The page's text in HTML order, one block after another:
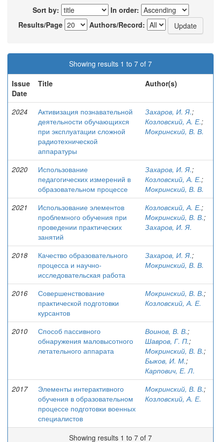
Sort by:
In order:
Results/Page
Authors/Record:
Showing results 1 to 7 of 7
Issue
Date
Title Author(s)
2024
Активизация познавательной
деятельности обучающихся
при эксплуатации сложной
радиотехнической
аппаратуры
Захаров, И. Я.;
Козловский, А. Е.;
Мокринский, В. В.
2020
Использование
педагогических измерений в
образовательном процессе
Захаров, И. Я.;
Козловский, А. Е.;
Мокринский, В. В.
2021
Использование элементов
проблемного обучения при
проведении практических
занятий
Козловский, А. Е.;
Мокринский, В. В.;
Захаров, И. Я.
2018
Качество образовательного
процесса и научно-
исследовательская работа
Захаров, И. Я.;
Мокринский, В. В.
2016
Совершенствование
практической подготовки
курсантов
Мокринский, В. В.;
Козловский, А. Е.
2010
Способ пассивного
обнаружения маловысотного
летательного аппарата
Воинов, В. В.;
Шавров, Г. П.;
Мокринский, В. В.;
Быков, И. М.;
Карпович, Е. Л.
2017
Элементы интерактивного
обучения в образовательном
процессе подготовки военных
специалистов
Мокринский, В. В.;
Козловский, А. Е.
Showing results 1 to 7 of 7